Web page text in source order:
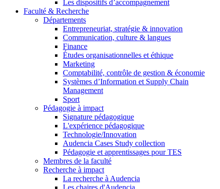
Les dispositifs d’accompagnement
Faculté & Recherche
Départements
Entrepreneuriat, stratégie & innovation
Communication, culture & langues
Finance
Études organisationnelles et éthique
Marketing
Comptabilité, contrôle de gestion & économie
Systèmes d’Information et Supply Chain
Management
Sport
Pédagogie à impact
Signature pédagogique
L'expérience pédagogique
Technologie/Innovation
Audencia Cases Study collection
Pédagogie et apprentissages pour TES
Membres de la faculté
Recherche à impact
La recherche à Audencia
Les chaires d'Audencia